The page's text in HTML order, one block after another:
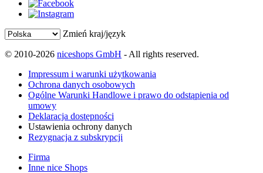
Zmień kraj/język
© 2010-2026 niceshops GmbH - All rights reserved.
Impressum i warunki użytkowania
Ochrona danych osobowych
Ogólne Warunki Handlowe i prawo do odstąpienia od
umowy
Deklaracja dostępności
Ustawienia ochrony danych
Rezygnacja z subskrypcji
Firma
Inne nice Shops